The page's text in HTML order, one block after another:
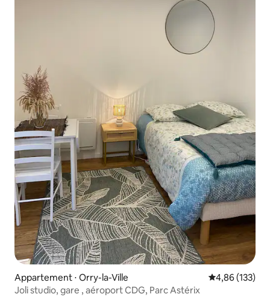
Appartement ⋅ Orry-la-Ville Évaluation
4,86 (133)
Joli studio, gare , aéroport CDG, Parc Astérix